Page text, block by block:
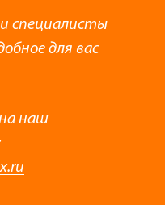
специалисты
для вас
наш